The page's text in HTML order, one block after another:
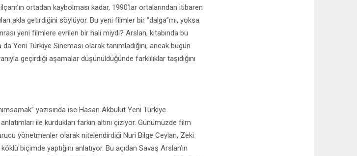
ortadan kaybolması kadar, 1990’lar ortalarından itibaren
akla getirdiğini söylüyor. Bu yeni filmler bir “dalga”mı, yoksa
yeni filmlere evrilen bir hali miydi? Arslan, kitabında bu
Yeni Türkiye Sineması olarak tanımladığını, ancak bugün
geçirdiği aşamalar düşünüldüğünde farklılıklar taşıdığını
yazısında ise Hasan Akbulut Yeni Türkiye
ile kurdukları farkın altını çiziyor. Günümüzde film
yönetmenler olarak nitelendirdiği Nuri Bilge Ceylan, Zeki
biçimde yaptığını anlatıyor. Bu açıdan Savaş Arslan’ın